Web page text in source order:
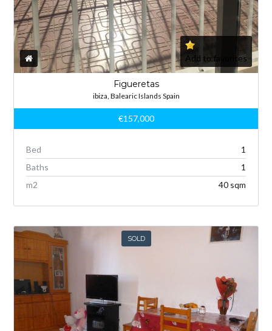
Add to favorites
Figueretas
ibiza, Balearic Islands Spain
€157,000
Bed
1
Baths
1
m2 40 sqm
SOLD